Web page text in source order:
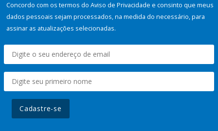
Concordo com os termos do Aviso de Privacidade e consinto que meus
dados pessoais sejam processados, na medida do necessário, para
assinar as atualizações selecionadas.
Cadastre-se